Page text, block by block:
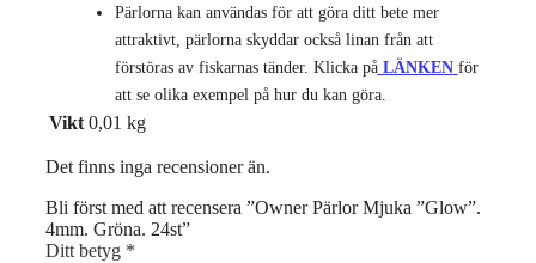
Pärlorna kan användas för att göra ditt bete mer
attraktivt, pärlorna skyddar också linan från att
förstöras av fiskarnas tänder. Klicka på LÄNKEN för
att se olika exempel på hur du kan göra.
Vikt 0,01 kg
Det finns inga recensioner än.
Bli först med att recensera ”Owner Pärlor Mjuka ”Glow”.
4mm. Gröna. 24st”
Ditt betyg *